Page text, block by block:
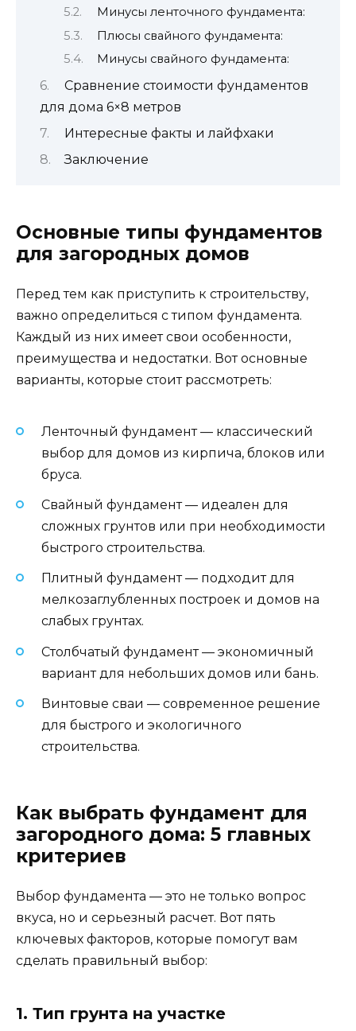
Минусы ленточного фундамента:
Плюсы свайного фундамента:
Минусы свайного фундамента:
Сравнение стоимости фундаментов
для дома 6×8 метров
Интересные факты и лайфхаки
Заключение
Основные типы фундаментов
для загородных домов
Перед тем как приступить к строительству,
важно определиться с типом фундамента.
Каждый из них имеет свои особенности,
преимущества и недостатки. Вот основные
варианты, которые стоит рассмотреть:
Ленточный фундамент — классический
выбор для домов из кирпича, блоков или
бруса.
Свайный фундамент — идеален для
сложных грунтов или при необходимости
быстрого строительства.
Плитный фундамент — подходит для
мелкозаглубленных построек и домов на
слабых грунтах.
Столбчатый фундамент — экономичный
вариант для небольших домов или бань.
Винтовые сваи — современное решение
для быстрого и экологичного
строительства.
Как выбрать фундамент для
загородного дома: 5 главных
критериев
Выбор фундамента — это не только вопрос
вкуса, но и серьезный расчет. Вот пять
ключевых факторов, которые помогут вам
сделать правильный выбор:
1. Тип грунта на участке